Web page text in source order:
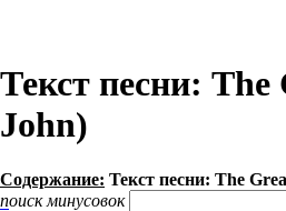
Текст песни:
John)
Содержание: Текст песни: The
поиск минусовок